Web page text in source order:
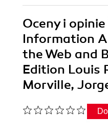
Oceny i
Information
the Web and
Edition Louis
Morville,